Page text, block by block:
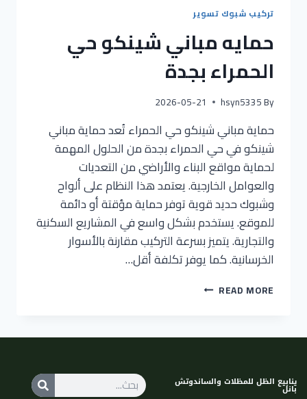
تركيب شبوك تسوير
حمايه مباني شينكو حي
الحمراء بجدة
By
hsyn5335
2026-05-21
حماية مباني شينكو حي الحمراء تُعد حماية مباني
شينكو في حي الحمراء بجدة من الحلول المهمة
لحماية مواقع البناء والأراضي من التعديات
والعوامل الخارجية. يعتمد هذا النظام على ألواح
وشبوك حديد قوية توفر حماية مؤقتة أو دائمة
للموقع. يستخدم بشكل واسع في المشاريع السكنية
والتجارية. يتميز بسرعة التركيب مقارنة بالأسوار
الخرسانية. كما يوفر تكلفة أقل…
READ MORE
ينابيع الظل للمظلات والساندوتش
بانل